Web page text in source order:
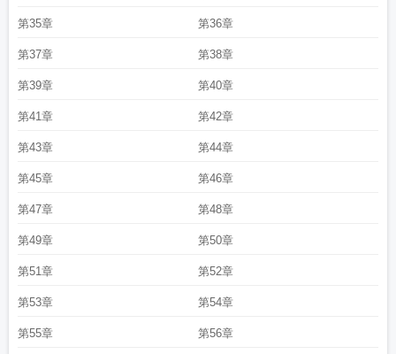
第35章 第36章
第37章 第38章
第39章 第40章
第41章 第42章
第43章 第44章
第45章 第46章
第47章 第48章
第49章 第50章
第51章 第52章
第53章 第54章
第55章 第56章